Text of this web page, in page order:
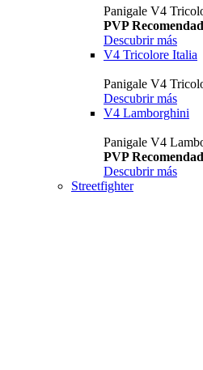
Panigale V4
PVP
Descubrir más
V4 Tricolore Italia
Panigale V4
Descubrir más
V4 Lamborghini
Panigale V4
PVP
Descubrir más
Streetfighter